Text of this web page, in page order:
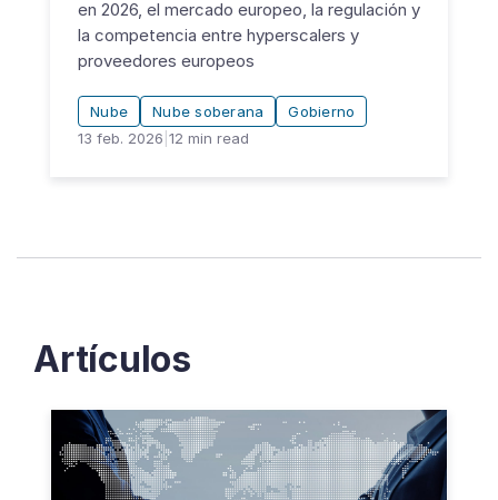
en 2026, el mercado europeo, la regulación y
la competencia entre hyperscalers y
proveedores europeos
Nube Nube soberana
Gobierno
13 feb. 2026 12 min read
Artículos